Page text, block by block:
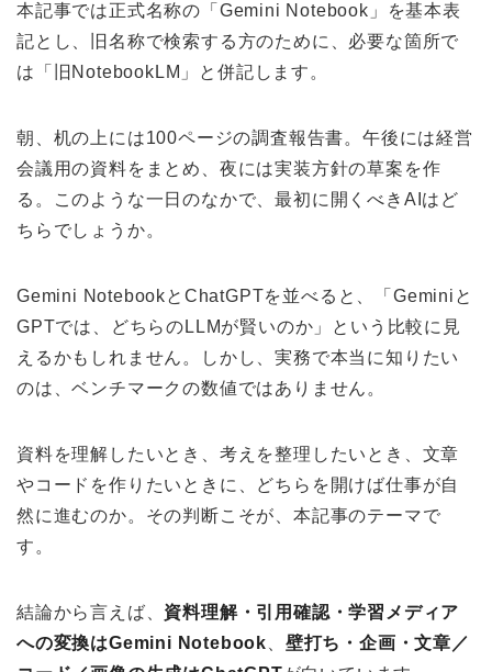
本記事では正式名称の「Gemini Notebook」を基本表
記とし、旧名称で検索する方のために、必要な箇所で
は「旧NotebookLM」と併記します。
朝、机の上には100ページの調査報告書。午後には経営
会議用の資料をまとめ、夜には実装方針の草案を作
る。このような一日のなかで、最初に開くべきAIはど
ちらでしょうか。
Gemini NotebookとChatGPTを並べると、「Geminiと
GPTでは、どちらのLLMが賢いのか」という比較に見
えるかもしれません。しかし、実務で本当に知りたい
のは、ベンチマークの数値ではありません。
資料を理解したいとき、考えを整理したいとき、文章
やコードを作りたいときに、どちらを開けば仕事が自
然に進むのか。その判断こそが、本記事のテーマで
す。
結論から言えば、 資料理解・引用確認・学習メディア
への変換はGemini Notebook
壁打ち・企画・文章／